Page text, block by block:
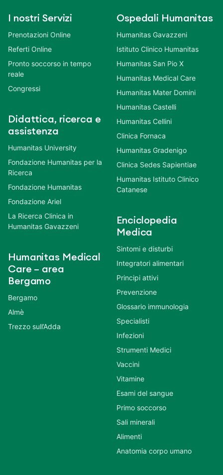
I nostri Servizi
Prenotazioni Online
Referti Online
Pronto soccorso in tempo
reale
Congressi
Didattica, ricerca e
assistenza
Humanitas University
Fondazione Humanitas per la
Ricerca
Fondazione Humanitas
Fondazione Ariel
La Ricerca Clinica in
Humanitas Gavazzeni
Humanitas Medical
Care – area
Bergamo
Bergamo
Almè
Trezzo sull’Adda
Ospedali Humanitas
Humanitas Gavazzeni
Istituto Clinico Humanitas
Humanitas San Pio X
Humanitas Medical Care
Humanitas Mater Domini
Humanitas Castelli
Humanitas Cellini
Clinica Fornaca
Humanitas Gradenigo
Clinica Sedes Sapientiae
Humanitas Istituto Clinico
Catanese
Enciclopedia
Medica
Sintomi e disturbi
Integratori alimentari
Principi attivi
Prevenzione
Glossario immunologia
Specialisti
Infezioni
Strumenti Medici
Vaccini
Vitamine
Esami del sangue
Primo soccorso
Sali minerali
Alimenti
Anatomia corpo umano